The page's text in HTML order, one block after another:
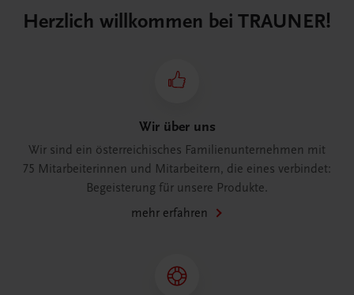
Herzlich willkommen bei TRAUNER!
Wir über uns
Wir sind ein österreichisches Familienunternehmen mit
75 Mitarbeiterinnen und Mitarbeitern, die eines verbindet:
Begeisterung für unsere Produkte.
mehr erfahren